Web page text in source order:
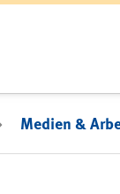
Medien &